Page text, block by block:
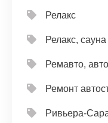
Релакс
Релакс, сауна
Ремавто,
Ремонт
Ривьера-